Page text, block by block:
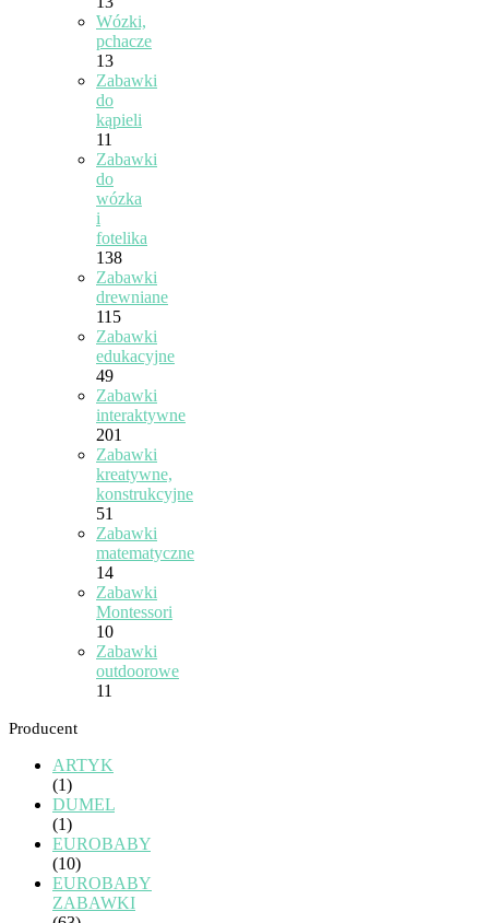
Wózki,
pchacze
13
Zabawki
do
kąpieli
11
Zabawki
do
wózka
i
fotelika
138
Zabawki
drewniane
115
Zabawki
edukacyjne
49
Zabawki
interaktywne
201
Zabawki
kreatywne,
konstrukcyjne
51
Zabawki
matematyczne
14
Zabawki
Montessori
10
Zabawki
outdoorowe
11
Producent
ARTYK
(1)
DUMEL
(1)
EUROBABY
(10)
EUROBABY
ZABAWKI